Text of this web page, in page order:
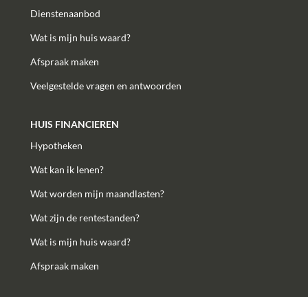
Dienstenaanbod
Wat is mijn huis waard?
Afspraak maken
Veelgestelde vragen en antwoorden
HUIS FINANCIEREN
Hypotheken
Wat kan ik lenen?
Wat worden mijn maandlasten?
Wat zijn de rentestanden?
Wat is mijn huis waard?
Afspraak maken